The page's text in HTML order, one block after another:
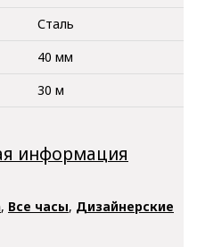
Сталь
40 мм
30 м
информация
, Все часы, Дизайнерские